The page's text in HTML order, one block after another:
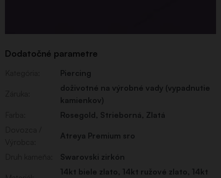
Dodatočné parametre
Piercing
doživotné na výrobné vady (vypadnutie
kamienkov)
Rosegold, Strieborná, Zlatá
Atreya Premium sro
Swarovski zirkón
14kt biele zlato, 14kt ružové zlato, 14kt